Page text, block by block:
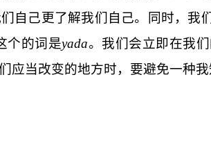
自己更了解我们自己。同时，
个的词是yada。我们会立即在我
当改变的地方时，要避免一种